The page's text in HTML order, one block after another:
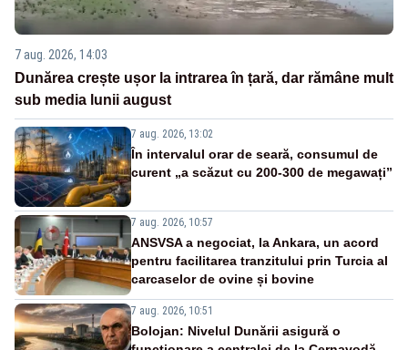
7 aug. 2026, 14:03
Dunărea crește ușor la intrarea în țară, dar rămâne mult
sub media lunii august
7 aug. 2026, 13:02
În intervalul orar de seară, consumul de
curent „a scăzut cu 200-300 de megawați”
7 aug. 2026, 10:57
ANSVSA a negociat, la Ankara, un acord
pentru facilitarea tranzitului prin Turcia al
carcaselor de ovine și bovine
7 aug. 2026, 10:51
Bolojan: Nivelul Dunării asigură o